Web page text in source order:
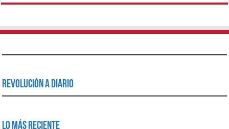
Revolución a Diario
Lo Más Reciente